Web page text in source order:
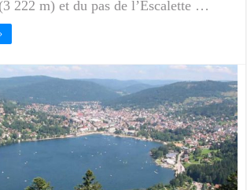
222 m) et du pas de l’Escalette …